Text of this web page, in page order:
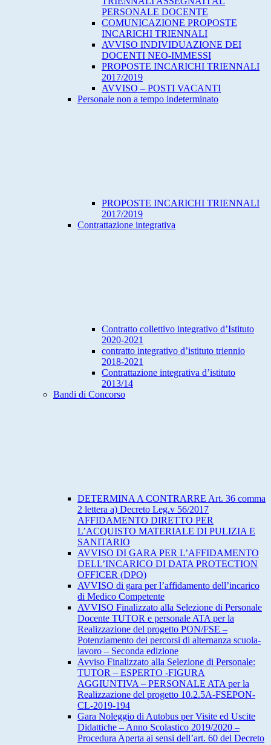
PERSONALE DOCENTE
COMUNICAZIONE PROPOSTE
INCARICHI TRIENNALI
AVVISO INDIVIDUAZIONE DEI
DOCENTI NEO-IMMESSI
PROPOSTE INCARICHI TRIENNALI
2017/2019
AVVISO – POSTI VACANTI
Personale non a tempo indeterminato
PROPOSTE INCARICHI TRIENNALI
2017/2019
Contrattazione integrativa
Contratto collettivo integrativo d’Istituto
2020-2021
contratto integrativo d’istituto triennio
2018-2021
Contrattazione integrativa d’istituto
2013/14
Bandi di Concorso
DETERMINA A CONTRARRE Art. 36 comma
2 lettera a) Decreto Leg.v 56/2017
AFFIDAMENTO DIRETTO PER
L’ACQUISTO MATERIALE DI PULIZIA E
SANITARIO
AVVISO DI GARA PER L’AFFIDAMENTO
DELL’INCARICO DI DATA PROTECTION
OFFICER (DPO)
AVVISO di gara per l’affidamento dell’incarico
di Medico Competente
AVVISO Finalizzato alla Selezione di Personale
Docente TUTOR e personale ATA per la
Realizzazione del progetto PON/FSE –
Potenziamento dei percorsi di alternanza scuola-
lavoro – Seconda edizione
Avviso Finalizzato alla Selezione di Personale:
TUTOR – ESPERTO -FIGURA
AGGIUNTIVA – PERSONALE ATA per la
Realizzazione del progetto 10.2.5A-FSEPON-
CL-2019-194
Gara Noleggio di Autobus per Visite ed Uscite
Didattiche – Anno Scolastico 2019/2020 –
Procedura Aperta ai sensi dell’art. 60 del Decreto